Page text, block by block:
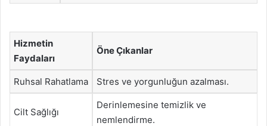
Hizmetin
Faydaları
Öne Çıkanlar
Ruhsal Rahatlama Stres ve yorgunluğun azalması.
Cilt Sağlığı
Derinlemesine temizlik ve
nemlendirme.